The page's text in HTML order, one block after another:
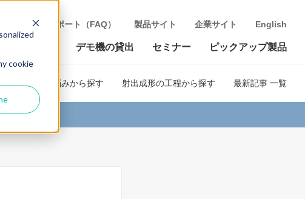
cookie
タルリンク デモ機の貸出 セミナー ピックアップ製品
製品サポート（FAQ） 製品サイト 企業サイト English
よくあるお悩みから探す 射出成形の工程から探す 最新記事 一覧